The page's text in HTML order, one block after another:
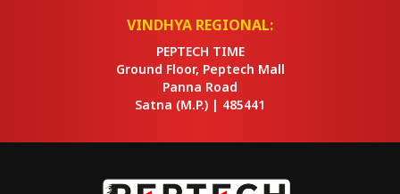
VINDHYA REGIONAL:
PEPTECH TIME
Ground Floor, Peptech Mall
Panna Road
Satna (M.P.) | 485441